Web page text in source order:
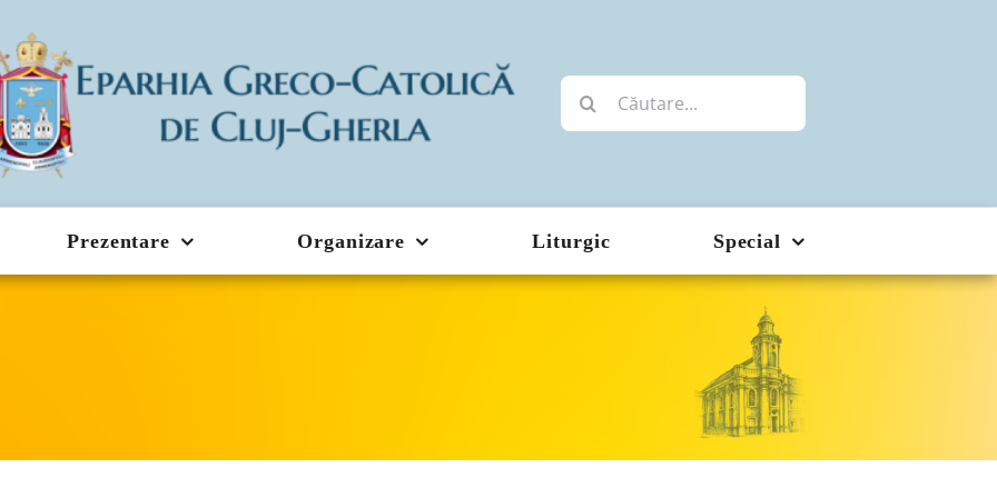
Cautare...
Prezentare Organizare Liturgic Special